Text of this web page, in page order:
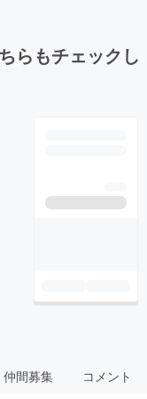
らもチェックし
仲間募集 コメント